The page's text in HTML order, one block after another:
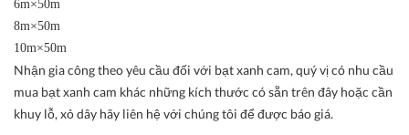
6m×50m
8m×50m
10m×50m
Nhận gia công theo yêu cầu đối với bạt xanh cam, quý vị có nhu cầu
mua bạt xanh cam khác những kích thước có sẵn trên đây hoặc cần
khuy lỗ, xỏ dây hãy liên hệ với chúng tôi để được báo giá.